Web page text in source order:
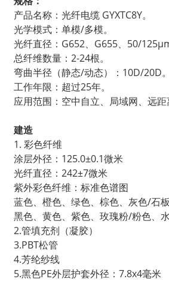
产品名称：光纤电缆 GYXTC8Y。
光学模式：单模/多模。
光纤直径：G652、G655、50/
总纤维数量：2-24根。
弯曲半径（静态/动态）：10D/20D。
工作年限：超过25年。
应用范围：空中自立、局域网、远距
建造
1. 彩色纤维
涂层外径：125.0±0.1微米
光纤直径：242±7微米
紫外彩色纤维：标准色谱图
蓝色、橙色、绿色、棕色、灰色/石
黑色、黄色、紫色、玫瑰粉/粉色、
2.管填充剂（凝胶）
3.PBT松管
4.芳纶纱线
5.黑色PE外层护套外径：7.8x4毫米